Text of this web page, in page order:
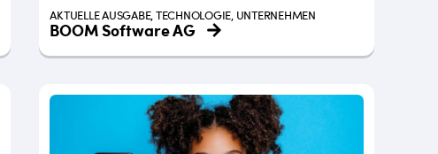
AKTUELLE AUSGABE, TECHNOLOGIE, UNTERNEHMEN
BOOM Software AG